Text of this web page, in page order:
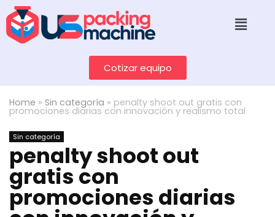
Cotizar equipo
Home » Sin categoría » penalty shoot out gratis con
promociones diarias con innovación y realismo total
Sin categoría
penalty shoot out
gratis con
promociones diarias